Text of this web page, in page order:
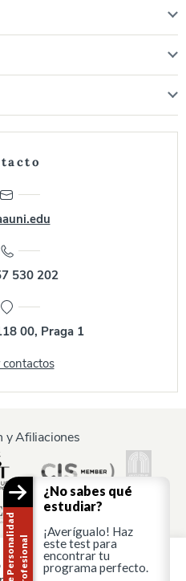
530 202
00, Praga 1
y Afiliaciones
sitio web para ofrecerle la
l
l
¿No sabes qué
estudiar?
¡Averígualo! Haz
este test para
encontrar tu
programa perfecto.